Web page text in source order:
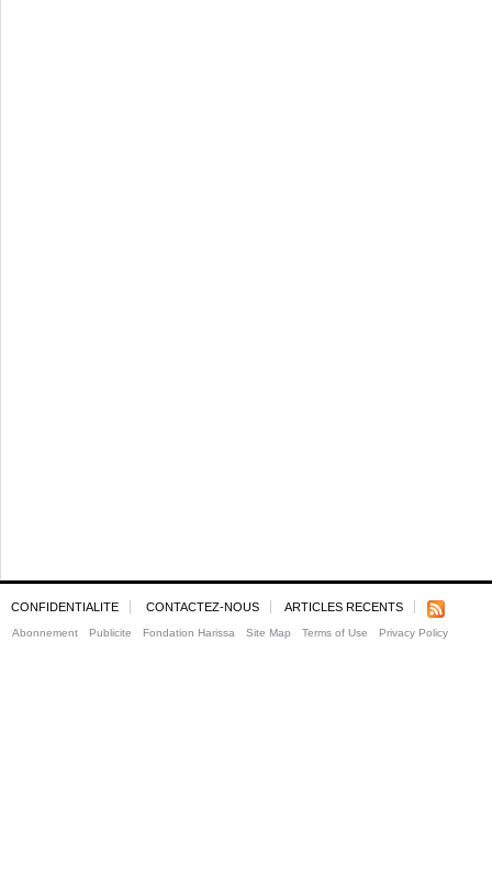
CONFIDENTIALITE CONTACTEZ-NOUS ARTICLES RECENTS
Abonnement Publicite Fondation Harissa Site Map Terms of Use Privacy Policy